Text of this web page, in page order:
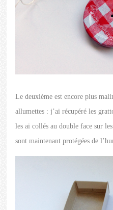
Le deuxième est encore plus
allumettes : j’ai récupéré les
les ai collés au double face sur
sont maintenant protégées de